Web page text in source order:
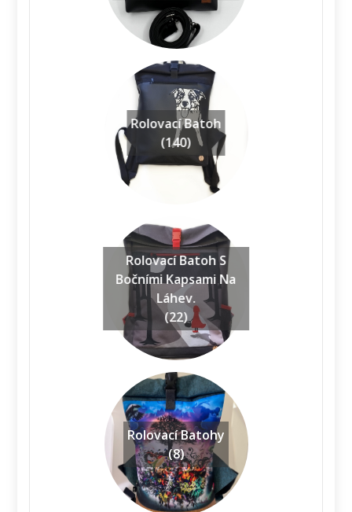
Rolovací Batoh
(140)
Rolovací Batoh S
Bočními Kapsami Na
Láhev.
(22)
Rolovací Batohy
(8)